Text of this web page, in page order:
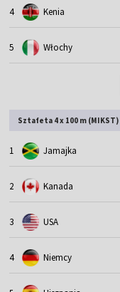
4 Kenia
5 Włochy
Sztafeta 4 x 100 m (MIKST)
1 Jamajka
2 Kanada
3 USA
4 Niemcy